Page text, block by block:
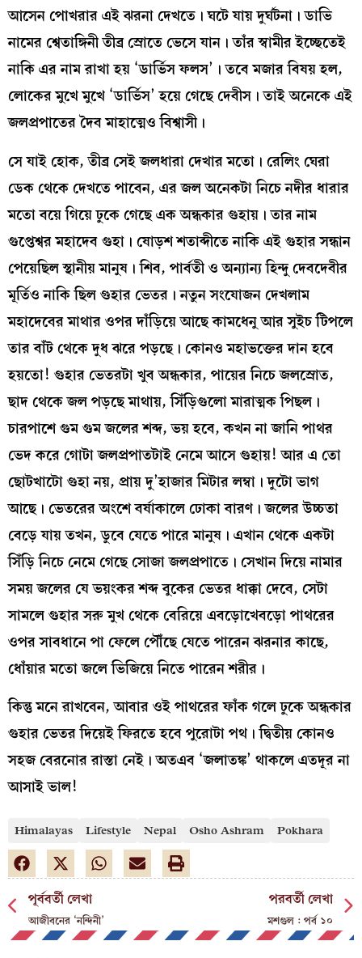
আসেন পোখরার এই ঝরনা দেখতে। ঘটে যায় দুর্ঘটনা। ডাভি
নামের শ্বেতাঙ্গিনী তীব্র স্রোতে ভেসে যান। তাঁর স্বামীর ইচ্ছেতেই
নাকি এর নাম রাখা হয় ‘ডার্ভিস ফলস’। তবে মজার বিষয় হল,
লোকের মুখে মুখে ‘ডার্ভিস’ হয়ে গেছে দেবীস। তাই অনেকে এই
জলপ্রপাতের দৈব মাহাত্মেও বিশ্বাসী।
সে যাই হোক, তীব্র সেই জলধারা দেখার মতো। রেলিং ঘেরা
ডেক থেকে দেখতে পাবেন, এর জল অনেকটা নিচে নদীর ধারার
মতো বয়ে গিয়ে ঢুকে গেছে এক অন্ধকার গুহায়। তার নাম
গুপ্তেশ্বর মহাদেব গুহা। ষোড়শ শতাব্দীতে নাকি এই গুহার সন্ধান
পেয়েছিল স্থানীয় মানুষ। শিব, পার্বতী ও অন্যান্য হিন্দু দেবদেবীর
মূর্তিও নাকি ছিল গুহার ভেতর। নতুন সংযোজন দেখলাম
মহাদেবের মাথার ওপর দাঁড়িয়ে আছে কামধেনু আর সুইচ টিপলে
তার বাঁট থেকে দুধ ঝরে পড়ছে। কোনও মহাভক্তের দান হবে
হয়তো! গুহার ভেতরটা খুব অন্ধকার, পায়ের নিচে জলস্রোত,
ছাদ থেকে জল পড়ছে মাথায়, সিঁড়িগুলো মারাত্মক পিছল।
চারপাশে গুম গুম জলের শব্দ, ভয় হবে, কখন না জানি পাথর
ভেদ করে গোটা জলপ্রপাতটাই নেমে আসে গুহায়! আর এ তো
ছোটখাটো গুহা নয়, প্রায় দু’হাজার মিটার লম্বা। দুটো ভাগ
আছে। ভেতরের অংশে বর্ষাকালে ঢোকা বারণ। জলের উচ্চতা
বেড়ে যায় তখন, ডুবে যেতে পারে মানুষ। এখান থেকে একটা
সিঁড়ি নিচে নেমে গেছে সোজা জলপ্রপাতে। সেখান দিয়ে নামার
সময় জলের যে ভয়ংকর শব্দ বুকের ভেতর ধাক্কা দেবে, সেটা
সামলে গুহার সরু মুখ থেকে বেরিয়ে এবড়োখেবড়ো পাথরের
ওপর সাবধানে পা ফেলে পৌঁছে যেতে পারেন ঝরনার কাছে,
ধোঁয়ার মতো জলে ভিজিয়ে নিতে পারেন শরীর।
কিন্তু মনে রাখবেন, আবার ওই পাথরের ফাঁক গলে ঢুকে অন্ধকার
গুহার ভেতর দিয়েই ফিরতে হবে পুরোটা পথ। দ্বিতীয় কোনও
সহজ বেরনোর রাস্তা নেই। অতএব ‘জলাতঙ্ক’ থাকলে এতদূর না
আসাই ভাল!
Himalayas Lifestyle Nepal Osho Ashram Pokhara
পূর্ববর্তী লেখা
আজীবনের ‘নন্দিনী’
পরবর্তী লেখা
মশগুল : পর্ব ১০